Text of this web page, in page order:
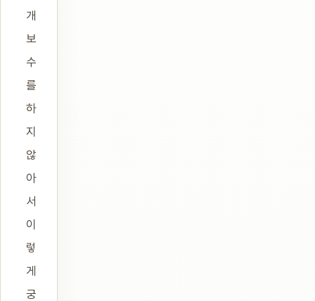
개
보
수
를
하
지
않
아
서
이
렇
게
궁